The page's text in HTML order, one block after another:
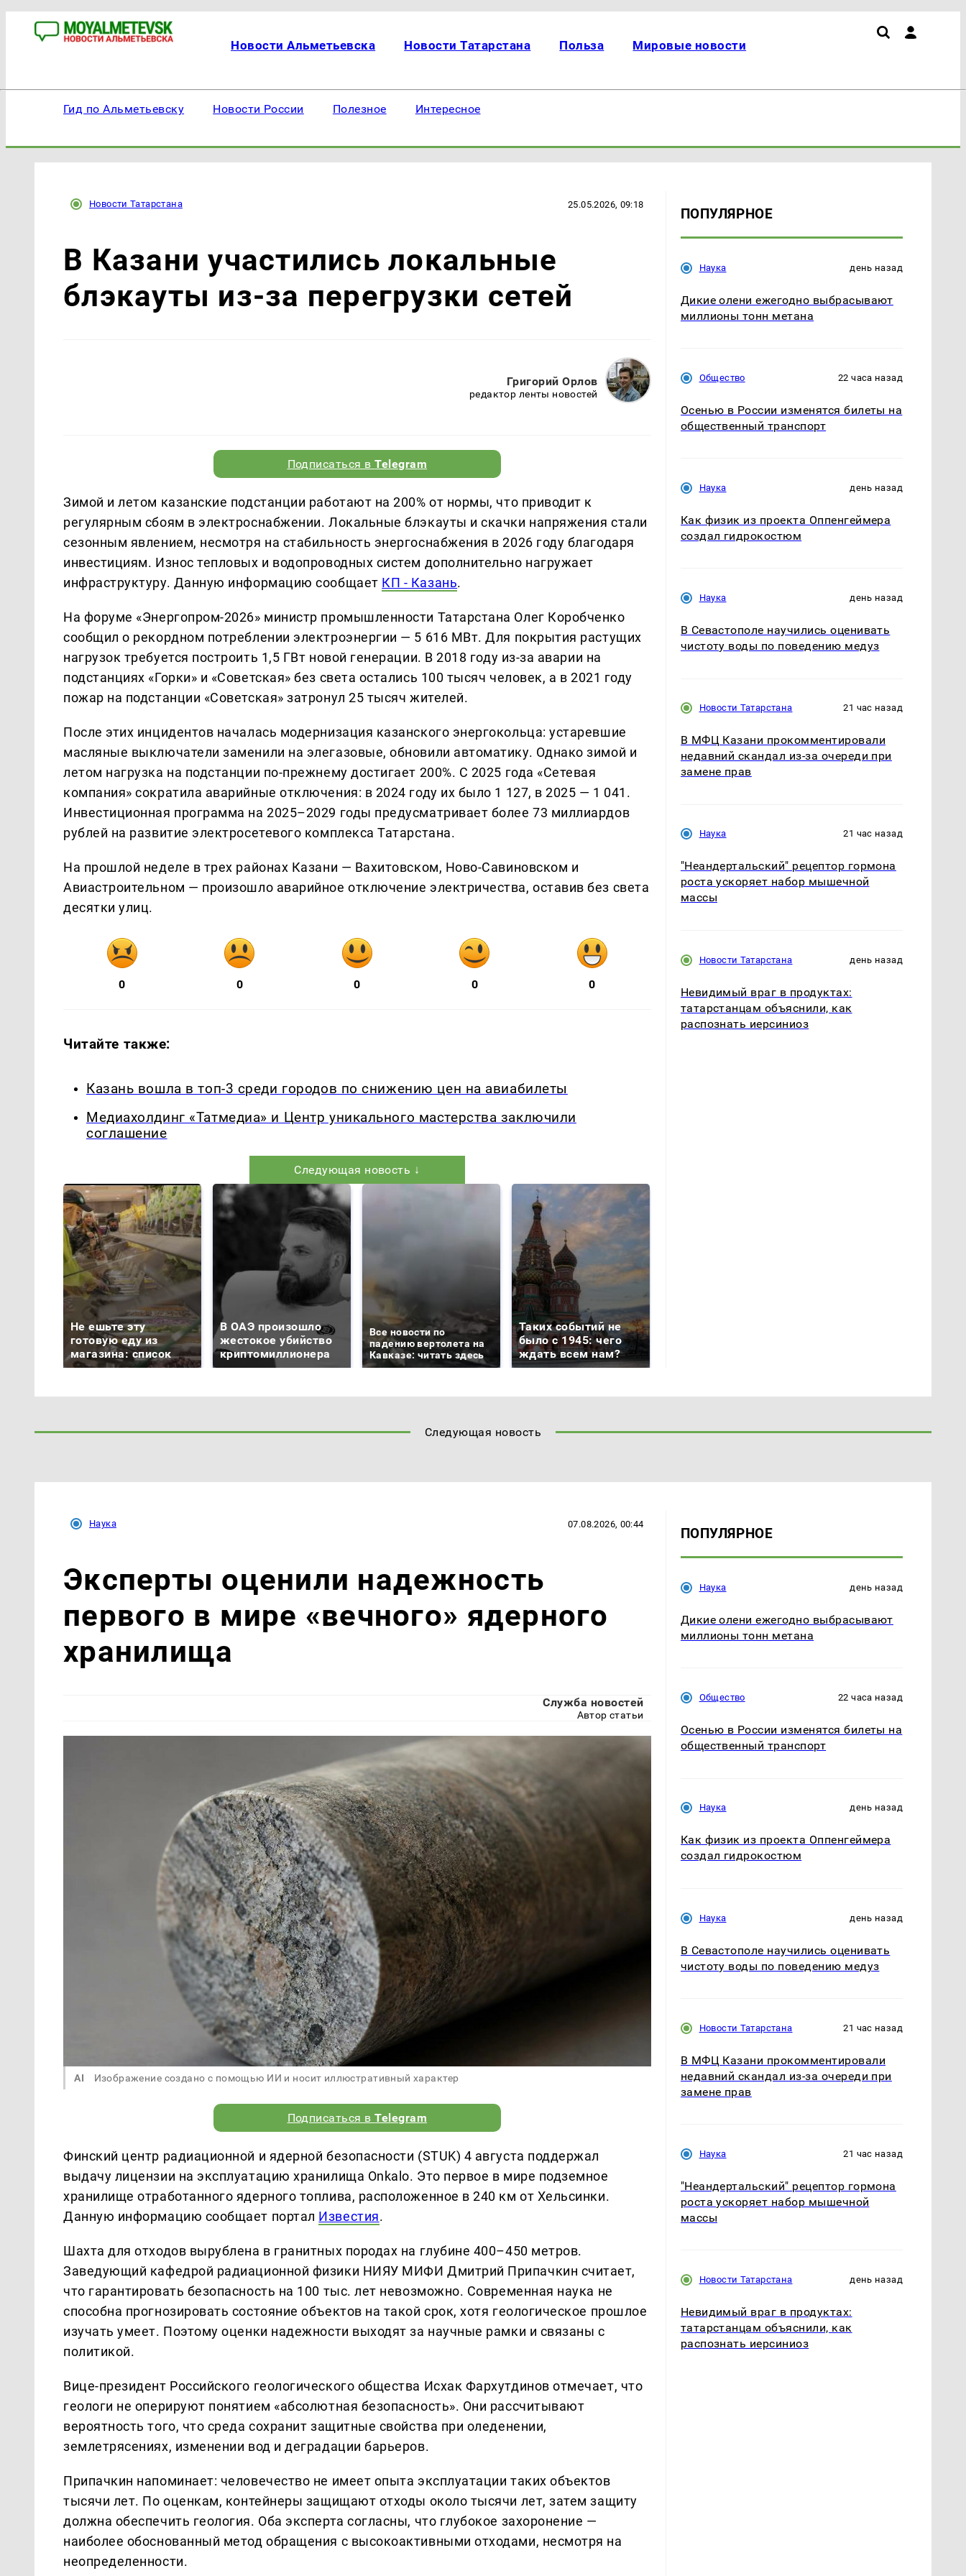
Новости Альметьевска Новости Татарстана Польза Мировые новости
Гид по Альметьевску Новости России Полезное Интересное
Новости Татарстана 25.05.2026, 09:18
В Казани участились локальные
блэкауты из-за перегрузки сетей
Григорий Орлов
редактор ленты новостей
Подписаться вTelegram
Зимой и летом казанские подстанции работают на 200% от нормы, что приводит к
регулярным сбоям в электроснабжении. Локальные блэкауты и скачки напряжения стали
сезонным явлением, несмотря на стабильность энергоснабжения в 2026 году благодаря
инвестициям. Износ тепловых и водопроводных систем дополнительно нагружает
инфраструктуру. Данную информацию сообщает КП - Казань.
На форуме «Энергопром-2026» министр промышленности Татарстана Олег Коробченко
сообщил о рекордном потреблении электроэнергии — 5 616 МВт. Для покрытия растущих
нагрузок требуется построить 1,5 ГВт новой генерации. В 2018 году из-за аварии на
подстанциях «Горки» и «Советская» без света остались 100 тысяч человек, а в 2021 году
пожар на подстанции «Советская» затронул 25 тысяч жителей.
После этих инцидентов началась модернизация казанского энергокольца: устаревшие
масляные выключатели заменили на элегазовые, обновили автоматику. Однако зимой и
летом нагрузка на подстанции по-прежнему достигает 200%. С 2025 года «Сетевая
компания» сократила аварийные отключения: в 2024 году их было 1 127, в 2025 — 1 041.
Инвестиционная программа на 2025–2029 годы предусматривает более 73 миллиардов
рублей на развитие электросетевого комплекса Татарстана.
На прошлой неделе в трех районах Казани — Вахитовском, Ново-Савиновском и
Авиастроительном — произошло аварийное отключение электричества, оставив без света
десятки улиц.
0 0 0 0 0
Читайте также:
Казань вошла в топ-3 среди городов по снижению цен на авиабилеты
Медиахолдинг «Татмедиа» и Центр уникального мастерства заключили
соглашение
Следующая новость ↓
Не ешьте эту
готовую еду из
магазина: список
В ОАЭ произошло
жестокое убийство
криптомиллионера
Все новости по
падению вертолета на
Кавказе: читать здесь
Таких событий не
было с 1945: чего
ждать всем нам?
ПОПУЛЯРНОЕ
Наука день назад
Дикие олени ежегодно выбрасывают
миллионы тонн метана
Общество 22 часа назад
Осенью в России изменятся билеты на
общественный транспорт
Наука день назад
Как физик из проекта Оппенгеймера
создал гидрокостюм
Наука день назад
В Севастополе научились оценивать
чистоту воды по поведению медуз
Новости Татарстана 21 час назад
В МФЦ Казани прокомментировали
недавний скандал из-за очереди при
замене прав
Наука 21 час назад
"Неандертальский" рецептор гормона
роста ускоряет набор мышечной
массы
Новости Татарстана день назад
Невидимый враг в продуктах:
татарстанцам объяснили, как
распознать иерсиниоз
Следующая новость
Наука 07.08.2026, 00:44
Эксперты оценили надежность
первого в мире «вечного» ядерного
хранилища
Служба новостей
Автор статьи
AI Изображение создано с помощью ИИ и носит иллюстративный характер
Подписаться вTelegram
Финский центр радиационной и ядерной безопасности (STUK) 4 августа поддержал
выдачу лицензии на эксплуатацию хранилища Onkalo. Это первое в мире подземное
хранилище отработанного ядерного топлива, расположенное в 240 км от Хельсинки.
Данную информацию сообщает портал Известия.
Шахта для отходов вырублена в гранитных породах на глубине 400–450 метров.
Заведующий кафедрой радиационной физики НИЯУ МИФИ Дмитрий Припачкин считает,
что гарантировать безопасность на 100 тыс. лет невозможно. Современная наука не
способна прогнозировать состояние объектов на такой срок, хотя геологическое прошлое
изучать умеет. Поэтому оценки надежности выходят за научные рамки и связаны с
политикой.
Вице-президент Российского геологического общества Исхак Фархутдинов отмечает, что
геологи не оперируют понятием «абсолютная безопасность». Они рассчитывают
вероятность того, что среда сохранит защитные свойства при оледенении,
землетрясениях, изменении вод и деградации барьеров.
Припачкин напоминает: человечество не имеет опыта эксплуатации таких объектов
тысячи лет. По оценкам, контейнеры защищают отходы около тысячи лет, затем защиту
должна обеспечить геология. Оба эксперта согласны, что глубокое захоронение —
наиболее обоснованный метод обращения с высокоактивными отходами, несмотря на
неопределенности.
ПОПУЛЯРНОЕ
Наука день назад
Дикие олени ежегодно выбрасывают
миллионы тонн метана
Общество 22 часа назад
Осенью в России изменятся билеты на
общественный транспорт
Наука день назад
Как физик из проекта Оппенгеймера
создал гидрокостюм
Наука день назад
В Севастополе научились оценивать
чистоту воды по поведению медуз
Новости Татарстана 21 час назад
В МФЦ Казани прокомментировали
недавний скандал из-за очереди при
замене прав
Наука 21 час назад
"Неандертальский" рецептор гормона
роста ускоряет набор мышечной
массы
Новости Татарстана день назад
Невидимый враг в продуктах:
татарстанцам объяснили, как
распознать иерсиниоз